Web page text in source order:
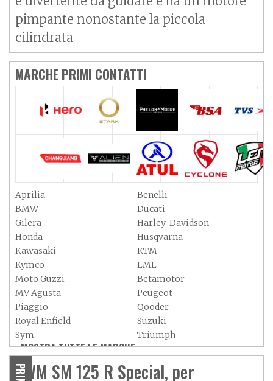
pimpante nonostante la piccola
cilindrata
MARCHE PRIMI CONTATTI
Aprilia
Benelli
BMW
Ducati
Gilera
Harley-Davidson
Honda
Husqvarna
Kawasaki
KTM
Kymco
LML
Moto Guzzi
Betamotor
MV Agusta
Peugeot
Piaggio
Qooder
Royal Enfield
Suzuki
Sym
Triumph
Vespa
Yamaha
Adiva
Adly
Aeon
Aspes
MOSTRA TUTTE LE MARCHE »
SWM SM 125 R Special, per